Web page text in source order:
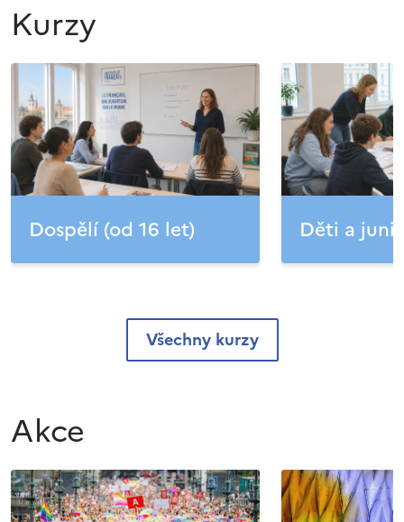
Kurzy
Dospělí (od 16 let) Děti a
Všechny kurzy
Akce